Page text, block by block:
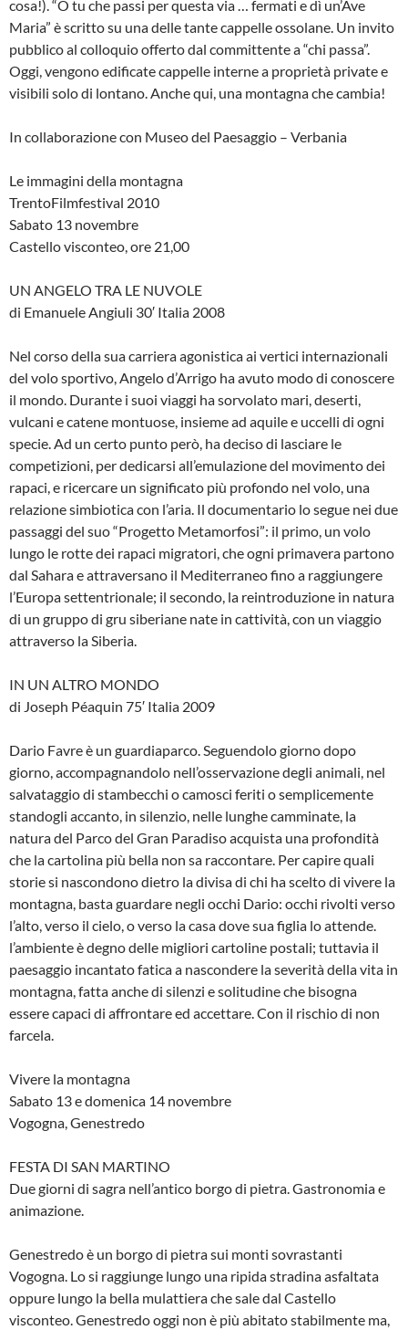
cosa!). “O tu che passi per questa via … fermati e dì un’Ave
Maria” è scritto su una delle tante cappelle ossolane. Un invito
pubblico al colloquio offerto dal committente a “chi passa”.
Oggi, vengono edificate cappelle interne a proprietà private e
visibili solo di lontano. Anche qui, una montagna che cambia!
In collaborazione con Museo del Paesaggio – Verbania
Le immagini della montagna
TrentoFilmfestival 2010
Sabato 13 novembre
Castello visconteo, ore 21,00
UN ANGELO TRA LE NUVOLE
di Emanuele Angiuli 30′ Italia 2008
Nel corso della sua carriera agonistica ai vertici internazionali
del volo sportivo, Angelo d’Arrigo ha avuto modo di conoscere
il mondo. Durante i suoi viaggi ha sorvolato mari, deserti,
vulcani e catene montuose, insieme ad aquile e uccelli di ogni
specie. Ad un certo punto però, ha deciso di lasciare le
competizioni, per dedicarsi all’emulazione del movimento dei
rapaci, e ricercare un significato più profondo nel volo, una
relazione simbiotica con l’aria. Il documentario lo segue nei due
passaggi del suo “Progetto Metamorfosi”: il primo, un volo
lungo le rotte dei rapaci migratori, che ogni primavera partono
dal Sahara e attraversano il Mediterraneo fino a raggiungere
l’Europa settentrionale; il secondo, la reintroduzione in natura
di un gruppo di gru siberiane nate in cattività, con un viaggio
attraverso la Siberia.
IN UN ALTRO MONDO
di Joseph Péaquin 75′ Italia 2009
Dario Favre è un guardiaparco. Seguendolo giorno dopo
giorno, accompagnandolo nell’osservazione degli animali, nel
salvataggio di stambecchi o camosci feriti o semplicemente
standogli accanto, in silenzio, nelle lunghe camminate, la
natura del Parco del Gran Paradiso acquista una profondità
che la cartolina più bella non sa raccontare. Per capire quali
storie si nascondono dietro la divisa di chi ha scelto di vivere la
montagna, basta guardare negli occhi Dario: occhi rivolti verso
l’alto, verso il cielo, o verso la casa dove sua figlia lo attende.
l’ambiente è degno delle migliori cartoline postali; tuttavia il
paesaggio incantato fatica a nascondere la severità della vita in
montagna, fatta anche di silenzi e solitudine che bisogna
essere capaci di affrontare ed accettare. Con il rischio di non
farcela.
Vivere la montagna
Sabato 13 e domenica 14 novembre
Vogogna, Genestredo
FESTA DI SAN MARTINO
Due giorni di sagra nell’antico borgo di pietra. Gastronomia e
animazione.
Genestredo è un borgo di pietra sui monti sovrastanti
Vogogna. Lo si raggiunge lungo una ripida stradina asfaltata
oppure lungo la bella mulattiera che sale dal Castello
visconteo. Genestredo oggi non è più abitato stabilmente ma,